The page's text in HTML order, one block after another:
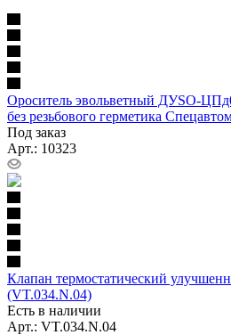
Ороситель эвольветный ДУSО-
без резьбового герметика
Под заказ
Арт.: 10323
Клапан термостатический
(VT.034.N.04)
Есть в наличии
Арт.: VT.034.N.04